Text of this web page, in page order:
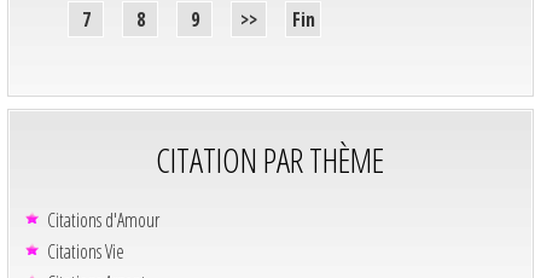
7
8 9 >> Fin
CITATION PAR THÈME
Citations d'Amour
Citations Vie